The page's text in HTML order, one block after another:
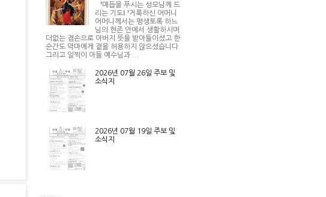
†매듭을 푸시는 성모님께 드
리는 기도Ⅰ †거룩하신 어머니
어머니께서는 평생토록 하느
님의 현존 안에서 생활하시며
더없는 겸손으로 아버지 뜻을 받아들이셨고 한
순간도 악마에게 곁을 허용하지 않으셨습니다.
그리고 일찍이 아들 예수님과 ...
2026년 07월 26일 주보 및
소식지
2026년 07월 19일 주보 및
소식지